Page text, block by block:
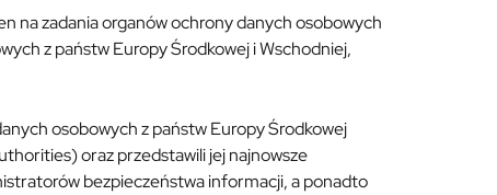
na zadania organów ochrony danych osobowych
z państw Europy Środkowej i Wschodniej,
osobowych z państw Europy Środkowej
oraz przedstawili jej najnowsze
bezpieczeństwa informacji, a ponadto